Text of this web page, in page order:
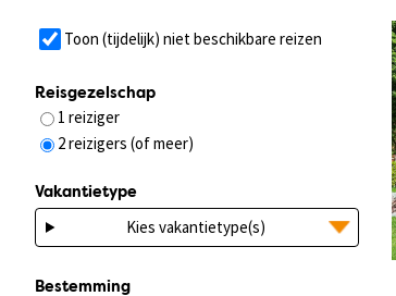
Toon (tijdelijk) niet beschikbare reizen
Reisgezelschap
1 reiziger
2 reizigers (of meer)
Vakantietype
Kies vakantietype(s)
Bestemming